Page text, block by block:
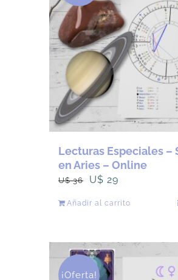
Lecturas Especiales –
en Aries – Online
U$36
El
U$
36.
U$29
U$
29.
Añadir al carrito
¡Oferta!